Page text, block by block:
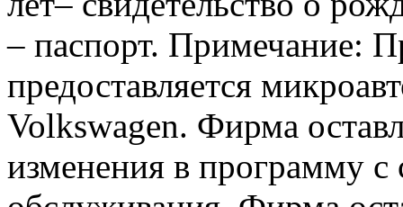
– паспорт. Примечание:
предоставляется
Volkswagen. Фирма
изменения в программу с